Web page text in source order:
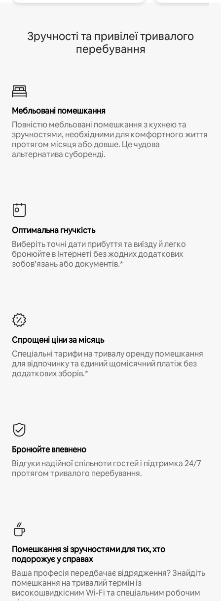
Зручності та привілеї тривалого
перебування
Мебльовані помешкання
Повністю мебльовані помешкання з кухнею та
зручностями, необхідними для комфортного життя
протягом місяця або довше. Це чудова
альтернатива суборенді.
Оптимальна гнучкість
Виберіть точні дати прибуття та виїзду й легко
бронюйте в Інтернеті без жодних додаткових
зобов’язань або документів.*
Спрощені ціни за місяць
Спеціальні тарифи на тривалу оренду помешкання
для відпочинку та єдиний щомісячний платіж без
додаткових зборів.*
Бронюйте впевнено
Відгуки надійної спільноти гостей і підтримка 24/7
протягом тривалого перебування.
Помешкання зі зручностями для тих, хто
подорожує у справах
Ваша професія передбачає відрядження? Знайдіть
помешкання на тривалий термін із
високошвидкісним Wi-Fi та спеціальним робочим